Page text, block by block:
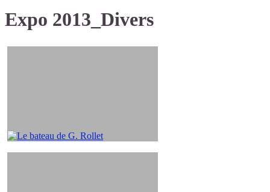
Expo 2013_Divers